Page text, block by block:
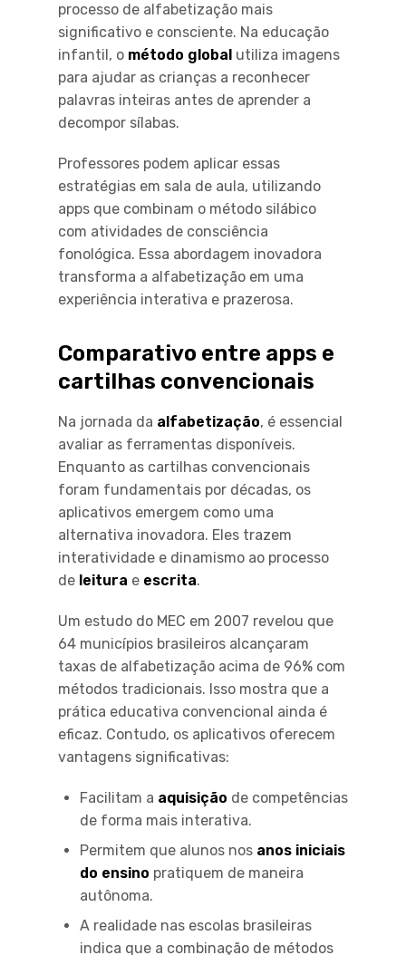
processo de alfabetização mais
significativo e consciente. Na educação
infantil, o método global utiliza imagens
para ajudar as crianças a reconhecer
palavras inteiras antes de aprender a
decompor sílabas.
Professores podem aplicar essas
estratégias em sala de aula, utilizando
apps que combinam o método silábico
com atividades de consciência
fonológica. Essa abordagem inovadora
transforma a alfabetização em uma
experiência interativa e prazerosa.
Comparativo entre apps e
cartilhas convencionais
Na jornada da alfabetização, é essencial
avaliar as ferramentas disponíveis.
Enquanto as cartilhas convencionais
foram fundamentais por décadas, os
aplicativos emergem como uma
alternativa inovadora. Eles trazem
interatividade e dinamismo ao processo
de leitura e escrita.
Um estudo do MEC em 2007 revelou que
64 municípios brasileiros alcançaram
taxas de alfabetização acima de 96% com
métodos tradicionais. Isso mostra que a
prática educativa convencional ainda é
eficaz. Contudo, os aplicativos oferecem
vantagens significativas:
Facilitam a aquisição de competências
de forma mais interativa.
Permitem que alunos nos anos iniciais
do ensino pratiquem de maneira
autônoma.
A realidade nas escolas brasileiras
indica que a combinação de métodos